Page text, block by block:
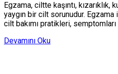
Egzama, ciltte kaşıntı,
yaygın bir cilt sorunudur.
cilt bakımı pratikleri,
Devamını Oku